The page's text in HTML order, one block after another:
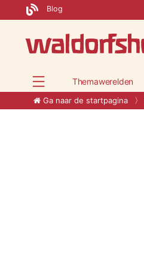
Blog
Themawerelden
Ga naar de startpagina